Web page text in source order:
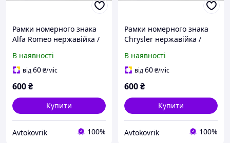
Рамки номерного знака
Alfa Romeo нержавійка /
Номерні рамки
нержавійка
В наявності
від60₴/міс
600₴
Купити
Avtokovrik 100%
Рамки номерного знака
Chrysler нержавійка /
Номерні рамки
нержавійка
В наявності
від60₴/міс
600₴
Купити
Avtokovrik 100%